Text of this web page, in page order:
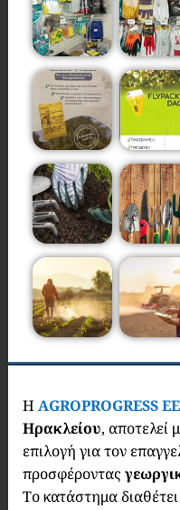
Η AGROPROGRESS EE
Ηρακλείου, αποτελεί
επιλογή για τον
προσφέροντας
Το κατάστημα